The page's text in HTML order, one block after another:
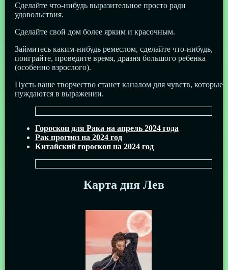
Сделайте что-нибудь выразительное просто ради
удовольствия.
Сделайте свой дом более ярким и красочным.
Займитесь каким-нибудь ремеслом, сделайте что-нибудь,
поиграйте, проведите время, дразня большого ребенка
(особенно взрослого).
Пусть ваше творчество станет каналом для чувств, которые
нуждаются в выражении.
Гороскоп для Рака на апрель 2024 года
Рак прогноз на 2024 год
Китайский гороскоп на 2024 год
Карта дня Лев